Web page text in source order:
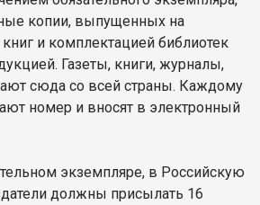
копии, выпущенных на
и комплектацией библиотек
Газеты, книги, журналы,
сюда со всей страны. Каждому
номер и вносят в электронный
экземпляре, в Российскую
должны присылать 16